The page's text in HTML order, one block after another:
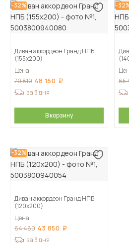
-32%
Диван аккордеон Гранд НПБ
(155х200)
Цена
70 810 48 150
за 3 дня
В корзину
-
65
-32%
Диван аккордеон Гранд НПБ
(120х200)
Цена
64 460 43 850
за 3 дня